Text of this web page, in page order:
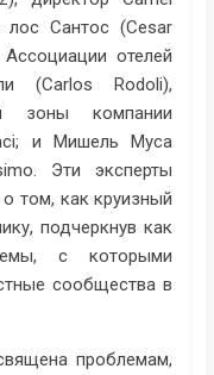
Сантос (Cesar
отелей
(Carlos Rodoli),
зоны компании
и Мишель Муса
Эти эксперты
том, как круизный
подчеркнув как
с которыми
сообщества в
проблемам,